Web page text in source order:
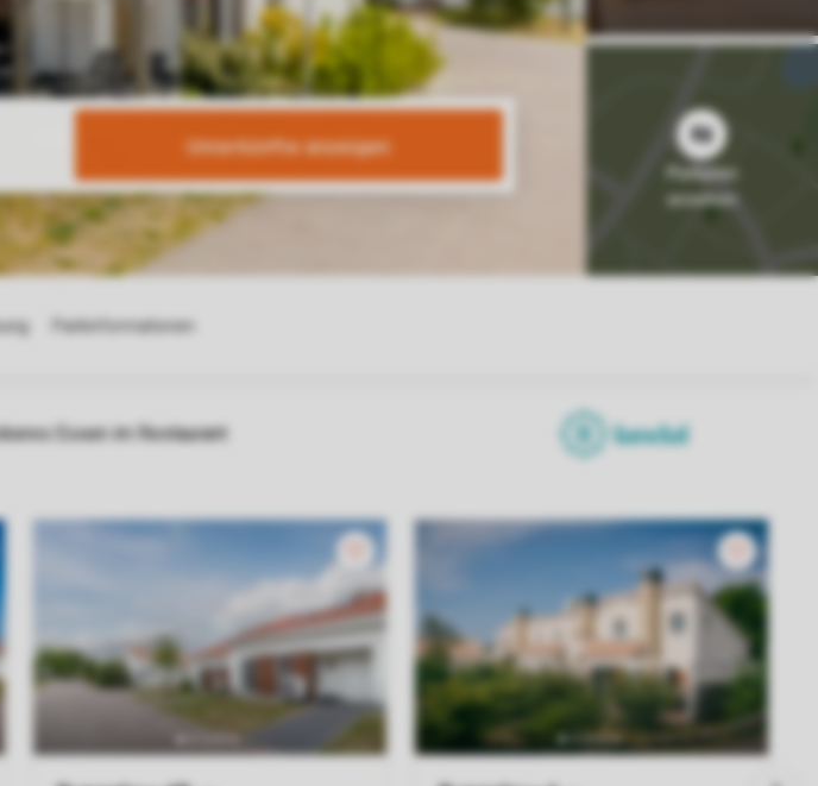
Unterkünfte anzeigen